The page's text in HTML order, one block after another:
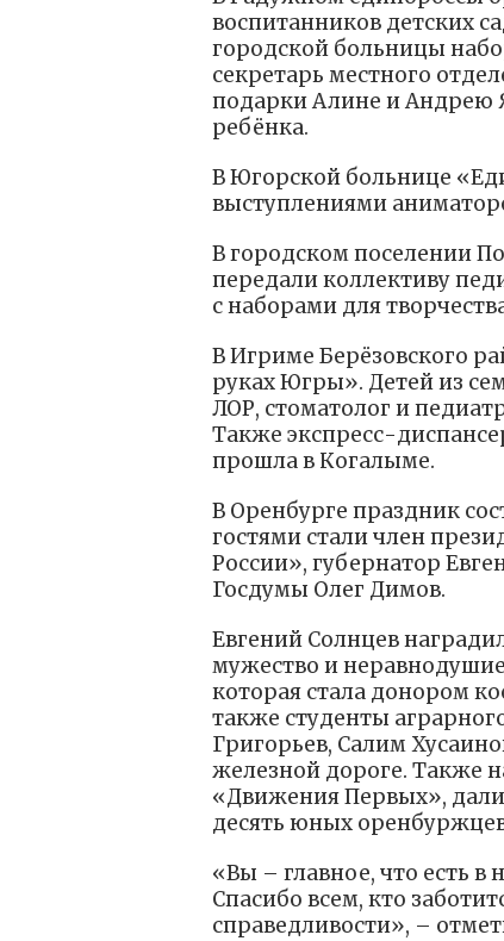
воспитанников детских
городской больницы
секретарь местного
подарки Алине и Андрею
ребёнка.
В Югорской больнице
выступлениями
В городском поселении
передали коллективу
с наборами для
В Игриме Берёзовского
руках Югры». Детей из
ЛОР, стоматолог и
Также экспресс-
прошла в Когалыме.
В Оренбурге праздник
гостями стали член
России», губернатор
Госдумы Олег Димов.
Евгений Солнцев
мужество и
которая стала донором
также студенты
Григорьев, Салим
железной дороге. Также
«Движения Первых», дали
десять юных
«Вы – главное, что есть в
Спасибо всем, кто
справедливости», –